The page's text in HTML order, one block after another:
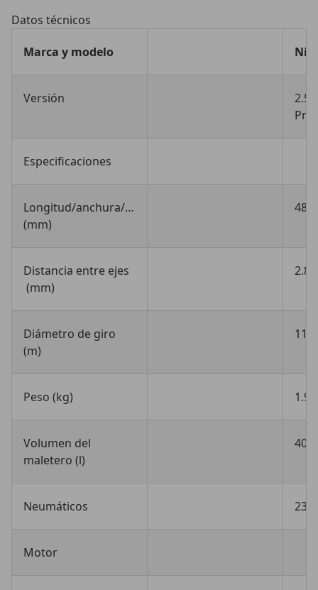
Datos técnicos
Marca y modelo
Versión
2.5
Especificaciones
Longitud/anchura/altura
(mm)
Distancia entre ejes
(mm)
Diámetro de giro
(m)
11,8
Peso (kg)
Volumen del
maletero (l)
402
Neumáticos
Motor